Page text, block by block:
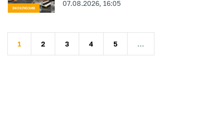
ЭКСКЛЮЗИВ
07.08.2026, 16:05
1 2 3 4 5 …